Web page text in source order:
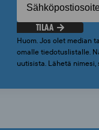
TILAA
Huom. Jos olet median
omalle tiedotuslistalle.
uutisista. Lähetä